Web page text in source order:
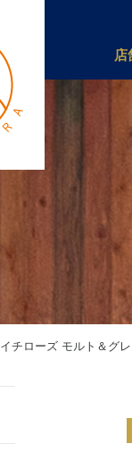
店
イチローズ モルト＆グ